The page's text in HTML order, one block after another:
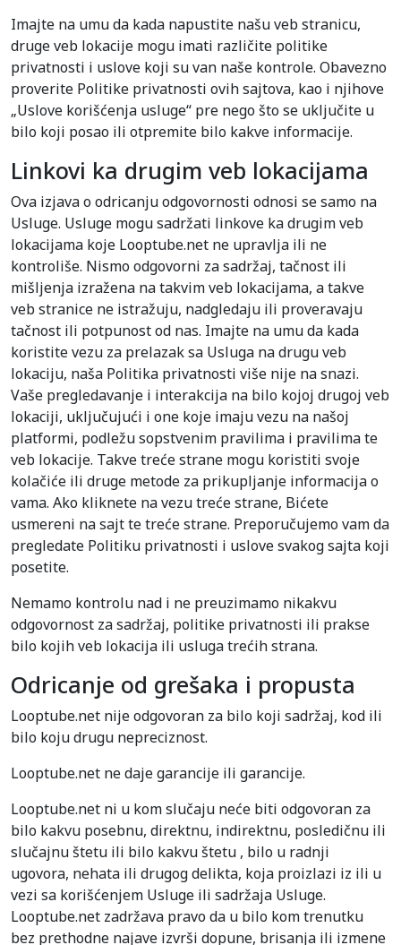
Imajte na umu da kada napustite našu veb stranicu,
druge veb lokacije mogu imati različite politike
privatnosti i uslove koji su van naše kontrole. Obavezno
proverite Politike privatnosti ovih sajtova, kao i njihove
„Uslove korišćenja usluge“ pre nego što se uključite u
bilo koji posao ili otpremite bilo kakve informacije.
Linkovi ka drugim veb lokacijama
Ova izjava o odricanju odgovornosti odnosi se samo na
Usluge. Usluge mogu sadržati linkove ka drugim veb
lokacijama koje Looptube.net ne upravlja ili ne
kontroliše. Nismo odgovorni za sadržaj, tačnost ili
mišljenja izražena na takvim veb lokacijama, a takve
veb stranice ne istražuju, nadgledaju ili proveravaju
tačnost ili potpunost od nas. Imajte na umu da kada
koristite vezu za prelazak sa Usluga na drugu veb
lokaciju, naša Politika privatnosti više nije na snazi.
Vaše pregledavanje i interakcija na bilo kojoj drugoj veb
lokaciji, uključujući i one koje imaju vezu na našoj
platformi, podležu sopstvenim pravilima i pravilima te
veb lokacije. Takve treće strane mogu koristiti svoje
kolačiće ili druge metode za prikupljanje informacija o
vama. Ako kliknete na vezu treće strane, Bićete
usmereni na sajt te treće strane. Preporučujemo vam da
pregledate Politiku privatnosti i uslove svakog sajta koji
posetite.
Nemamo kontrolu nad i ne preuzimamo nikakvu
odgovornost za sadržaj, politike privatnosti ili prakse
bilo kojih veb lokacija ili usluga trećih strana.
Odricanje od grešaka i propusta
Looptube.net nije odgovoran za bilo koji sadržaj, kod ili
bilo koju drugu nepreciznost.
Looptube.net ne daje garancije ili garancije.
Looptube.net ni u kom slučaju neće biti odgovoran za
bilo kakvu posebnu, direktnu, indirektnu, posledičnu ili
slučajnu štetu ili bilo kakvu štetu , bilo u radnji
ugovora, nehata ili drugog delikta, koja proizlazi iz ili u
vezi sa korišćenjem Usluge ili sadržaja Usluge.
Looptube.net zadržava pravo da u bilo kom trenutku
bez prethodne najave izvrši dopune, brisanja ili izmene